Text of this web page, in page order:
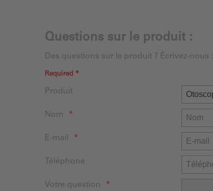
Questions sur le produit :
Des questions sur le produit ? Écrivez-nous :
Required *
Produit
Nom
E-mail
Téléphone
Votre question